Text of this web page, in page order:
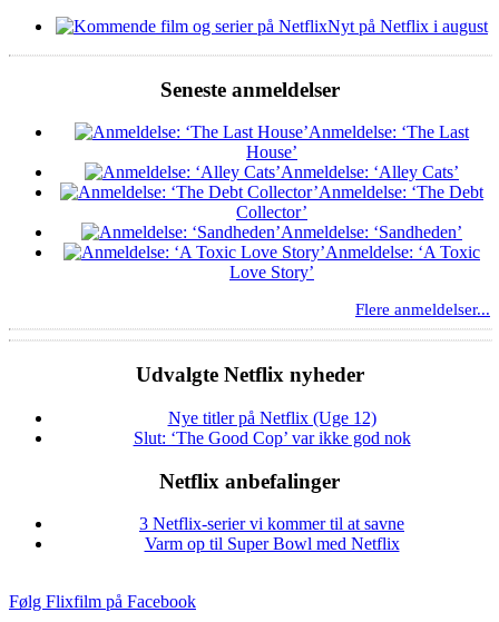
Nyt på Netflix i august
Seneste anmeldelser
Anmeldelse: ‘The Last
House’
Anmeldelse: ‘Alley Cats’
Anmeldelse: ‘The Debt
Collector’
Anmeldelse: ‘Sandheden’
Anmeldelse: ‘A Toxic
Love Story’
Flere anmeldelser...
Udvalgte Netflix nyheder
Nye titler på Netflix (Uge 12)
Slut: ‘The Good Cop’ var ikke god nok
Netflix anbefalinger
3 Netflix-serier vi kommer til at savne
Varm op til Super Bowl med Netflix
Følg Flixfilm på Facebook